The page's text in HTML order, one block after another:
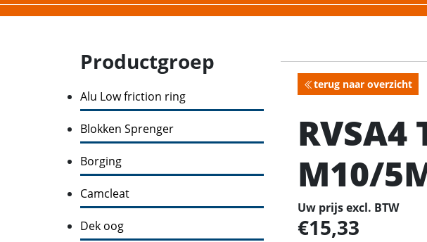
Productgroep
Alu Low friction ring
Blokken Sprenger
Borging
Camcleat
Dek oog
terug naar overzicht
RVSA4
M10/
Uw prijs excl. BTW
15,33